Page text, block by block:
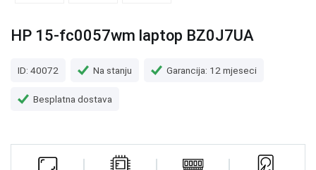
HP 15-fc0057wm laptop BZ0J7UA
ID: 40072 Na stanju Garancija: 12 mjeseci
Besplatna dostava